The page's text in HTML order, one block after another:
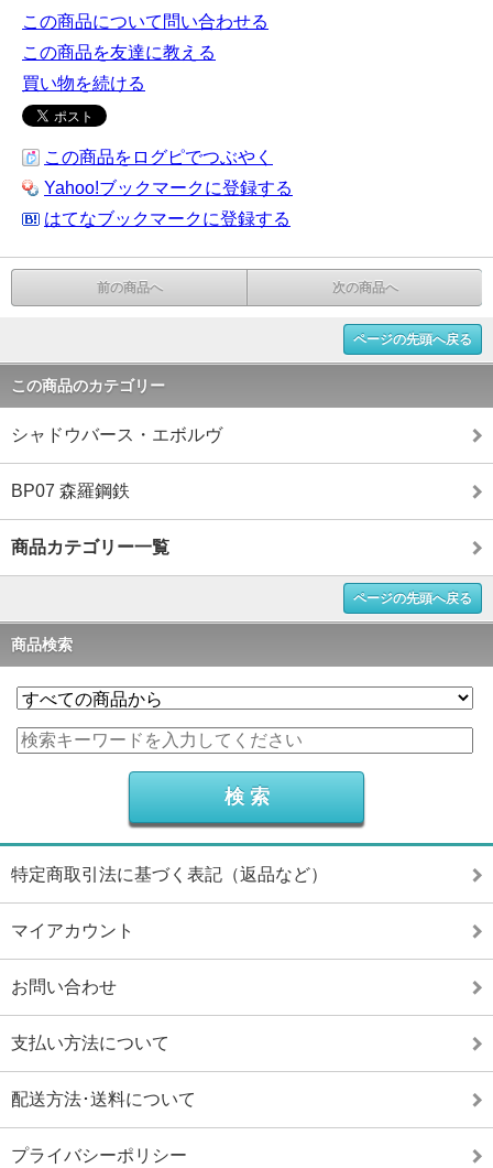
この商品について問い合わせる
この商品を友達に教える
買い物を続ける
この商品をログピでつぶやく
Yahoo!ブックマークに登録する
はてなブックマークに登録する
前の商品へ 次の商品へ
ページの先頭へ戻る
この商品のカテゴリー
シャドウバース・エボルヴ
BP07 森羅鋼鉄
商品カテゴリー一覧
ページの先頭へ戻る
商品検索
特定商取引法に基づく表記（返品など）
マイアカウント
お問い合わせ
支払い方法について
配送方法･送料について
プライバシーポリシー